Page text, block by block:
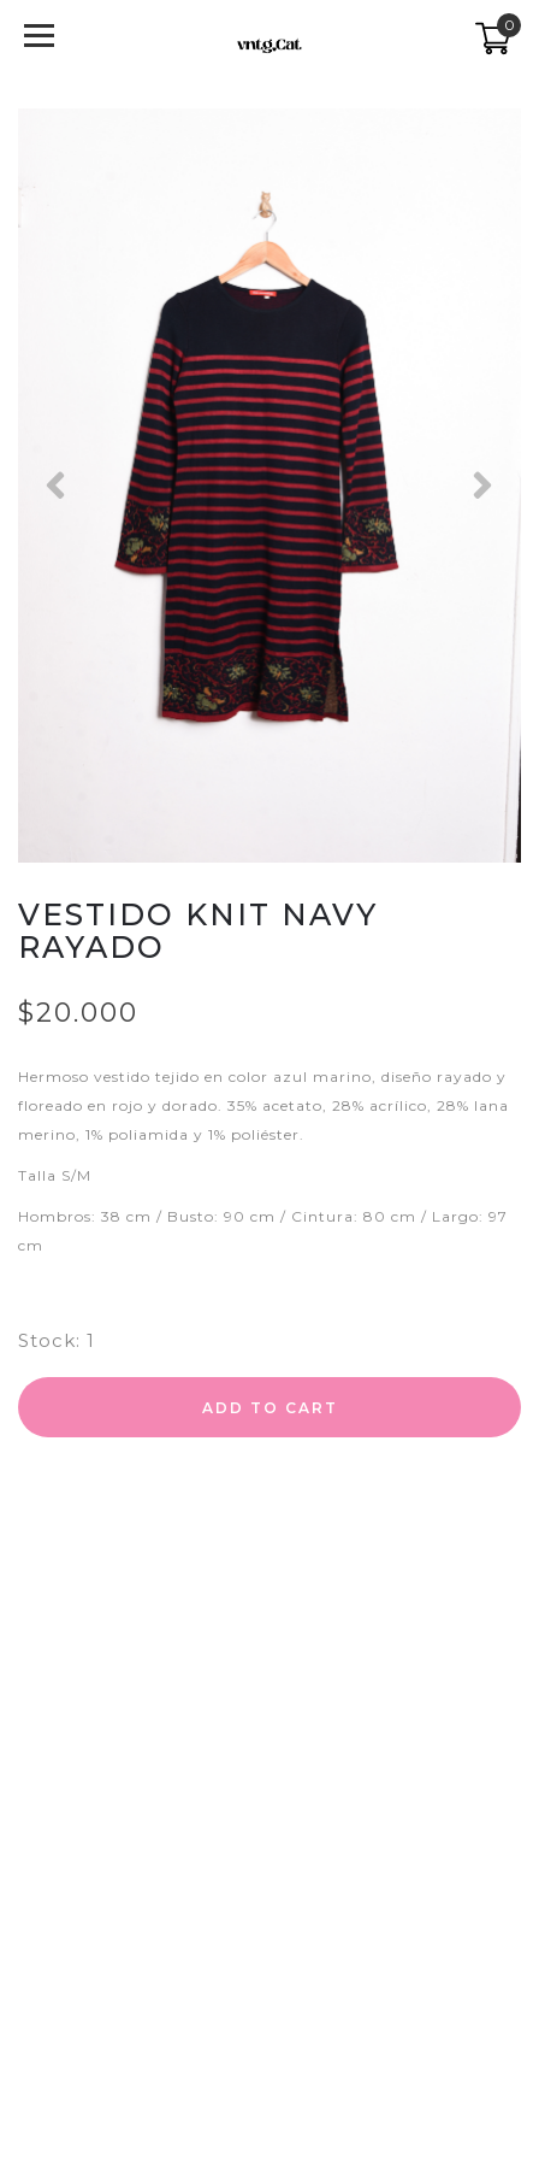
0
Previous Next
VESTIDO KNIT NAVY
RAYADO
$20.000
Hermoso vestido tejido en color azul marino, diseño rayado y
floreado en rojo y dorado. 35% acetato, 28% acrílico, 28% lana
merino, 1% poliamida y 1% poliéster.
Talla S/M
Hombros: 38 cm / Busto: 90 cm / Cintura: 80 cm / Largo: 97
cm
Stock: 1
ADD TO CART